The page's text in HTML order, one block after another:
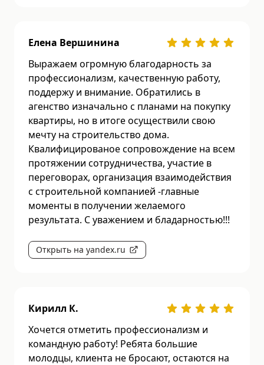
Елена Вершинина
Выражаем огромную благодарность за
профессионализм, качественную работу,
поддержу и внимание. Обратились в
агенство изначально с планами на покупку
квартиры, но в итоге осуществили свою
мечту на строительство дома.
Квалифицированое сопровождение на всем
протяжении сотрудничества, участие в
переговорах, организация взаимодействия
с строительной компанией -главные
моменты в получении желаемого
результата. С уважением и бладарностью!!!
Открыть на yandex.ru
Кирилл К.
Хочется отметить профессионализм и
командную работу! Ребята большие
молодцы, клиента не бросают, остаются на